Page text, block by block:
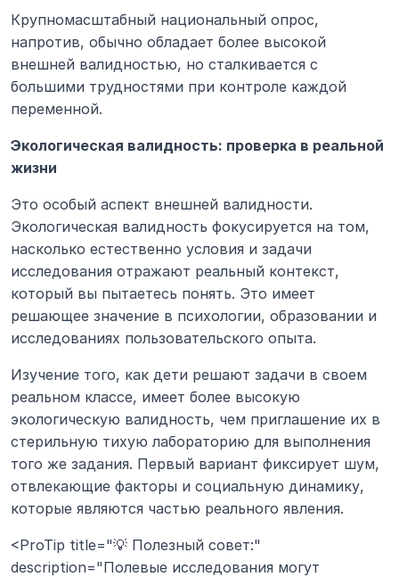
Крупномасштабный национальный опрос,
напротив, обычно обладает более высокой
внешней валидностью, но сталкивается с
большими трудностями при контроле каждой
переменной.
Экологическая валидность: проверка в реальной
жизни
Это особый аспект внешней валидности.
Экологическая валидность фокусируется на том,
насколько естественно условия и задачи
исследования отражают реальный контекст,
который вы пытаетесь понять. Это имеет
решающее значение в психологии, образовании и
исследованиях пользовательского опыта.
Изучение того, как дети решают задачи в своем
реальном классе, имеет более высокую
экологическую валидность, чем приглашение их в
стерильную тихую лабораторию для выполнения
того же задания. Первый вариант фиксирует шум,
отвлекающие факторы и социальную динамику,
которые являются частью реального явления.
<ProTip title="💡 Полезный совет:"
description="Полевые исследования могут